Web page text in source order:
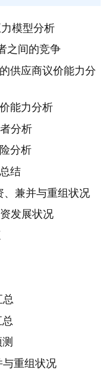
模型分析
之间的竞争
供应商议价能力分
能力分析
分析
分析
结
兼并与重组状况
发展状况
总
重组状况